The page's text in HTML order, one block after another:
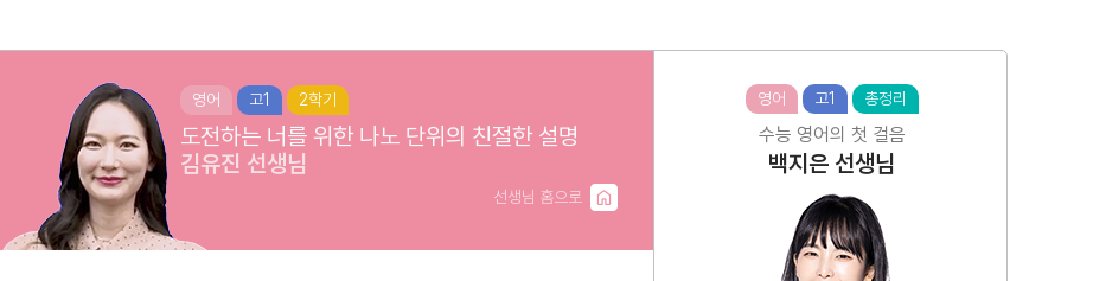
영어 고1 2학기
도전하는 너를 위한 나노 단위의 친절한 설명
김유진 선생님
선생님 홈으로
영어 고1 총정리
수능 영어의 첫 걸음
백지은 선생님